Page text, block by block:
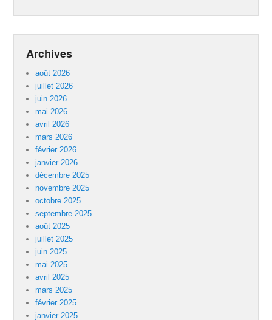
Archives
août 2026
juillet 2026
juin 2026
mai 2026
avril 2026
mars 2026
février 2026
janvier 2026
décembre 2025
novembre 2025
octobre 2025
septembre 2025
août 2025
juillet 2025
juin 2025
mai 2025
avril 2025
mars 2025
février 2025
janvier 2025